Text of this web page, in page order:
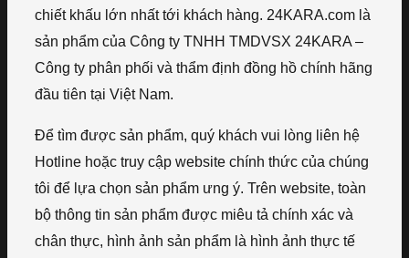
chiết khấu lớn nhất tới khách hàng. 24KARA.com là
sản phẩm của Công ty TNHH TMDVSX 24KARA –
Công ty phân phối và thẩm định đồng hồ chính hãng
đầu tiên tại Việt Nam.
Để tìm được sản phẩm, quý khách vui lòng liên hệ
Hotline hoặc truy cập website chính thức của chúng
tôi để lựa chọn sản phẩm ưng ý. Trên website, toàn
bộ thông tin sản phẩm được miêu tả chính xác và
chân thực, hình ảnh sản phẩm là hình ảnh thực tế